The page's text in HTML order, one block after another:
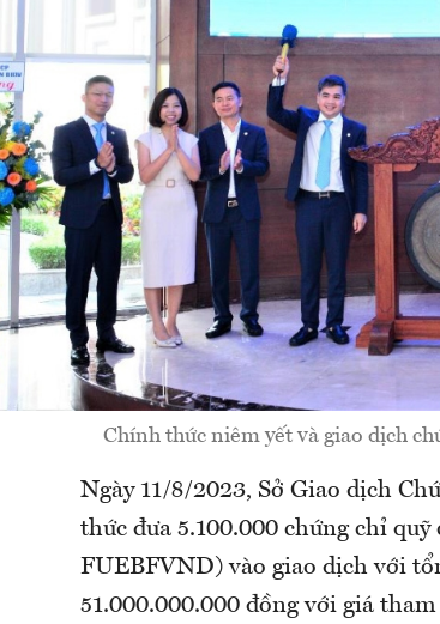
Chính thức niêm yết và giao dịch
Ngày 11/8/2023, Sở Giao dịch
thức đưa 5.100.000 chứng chỉ
FUEBFVND) vào giao dịch với
51.000.000.000 đồng với giá